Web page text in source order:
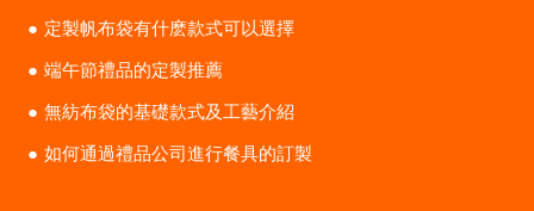
定製帆布袋有什麽款式可以選擇
端午節禮品的定製推薦
無紡布袋的基礎款式及工藝介紹
如何通過禮品公司進行餐具的訂製